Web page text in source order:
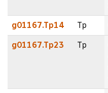
g01167.Tp14 Tp
g01167.Tp23 Tp